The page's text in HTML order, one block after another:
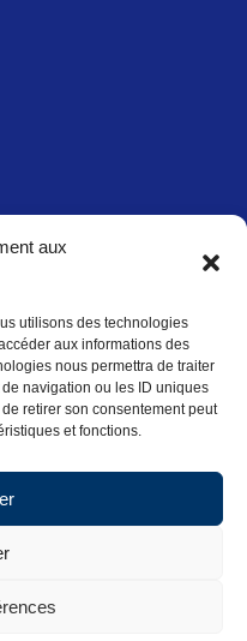
aux
utilisons des technologies
aux informations des
nous permettra de traiter
navigation ou les ID uniques
retirer son consentement peut
et fonctions.
de cyclotourisme